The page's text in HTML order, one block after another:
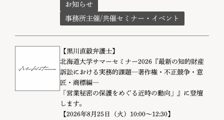
お知らせ
事務所主催/共催セミナー・イベント
【黒川直毅弁護士】
北海道大学サマーセミナー2026『最新の知的財産
訴訟における実務的課題―著作権・不正競争・意
匠・商標編―
「営業秘密の保護をめぐる近時の動向」』に登壇
します。
【2026年8月25日（火）10:00～12:30】